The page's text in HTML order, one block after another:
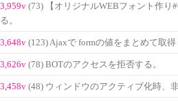
3,959v (73) 【オリジナルWEBフォント作り
る。
3,648v (123) Ajaxで formの値をまとめて取得
3,626v (78) BOTのアクセスを拒否する。
3,458v (48) ウィンドウのアクティブ化時、